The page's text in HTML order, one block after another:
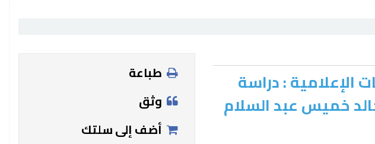
الإعلامية : دراسة
خميس عبد السلام
طباعة
وثق
أضف إلى سلتك